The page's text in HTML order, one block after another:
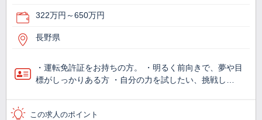
322万円～650万円
長野県
・運転免許証をお持ちの方。 ・明るく前向きで、夢や目
標がしっかりある方 ・自分の力を試したい、挑戦し…
この求人のポイント